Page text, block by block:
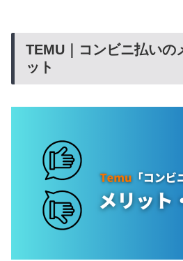
TEMU｜コンビニ払いの
ット